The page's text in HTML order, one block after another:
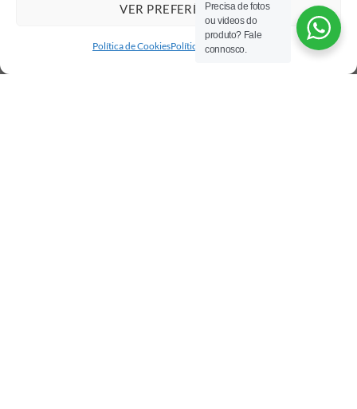
VER PREFERÊNCIAS
Política de CookiesPolítica de privacidade
Precisa de fotos
ou videos do
produto? Fale
connosco.